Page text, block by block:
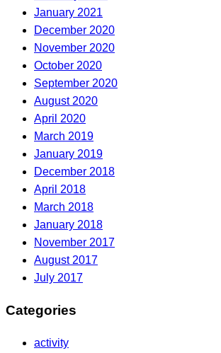
January 2021
December 2020
November 2020
October 2020
September 2020
August 2020
April 2020
March 2019
January 2019
December 2018
April 2018
March 2018
January 2018
November 2017
August 2017
July 2017
Categories
activity